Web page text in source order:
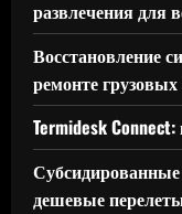
развлечения для
Восстановление
ремонте
Termidesk
дешевые